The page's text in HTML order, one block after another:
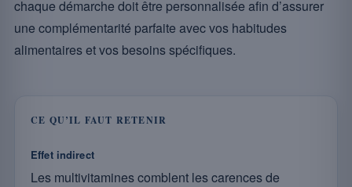
chaque démarche doit être personnalisée afin d’assurer
une complémentarité parfaite avec vos habitudes
alimentaires et vos besoins spécifiques.
CE QU’IL FAUT RETENIR
Effet indirect
Les multivitamines comblent les carences de